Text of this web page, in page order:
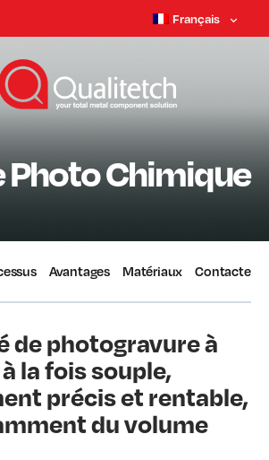
Français
Photo Chimique
Avantages Matériaux Contactez-
de photogravure à
la fois souple,
précis et rentable,
du volume